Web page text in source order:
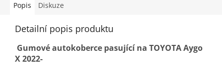
Popis Diskuze
Detailní popis produktu
Gumové autokoberce pasující na TOYOTA Aygo
X 2022-